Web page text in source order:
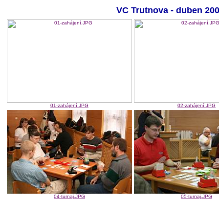
VC Trutnova - duben
01-zahájení.JPG 02-zahájení.JPG
04-turnaj.JPG 05-turnaj.JPG